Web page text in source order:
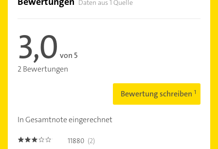
Daten aus 1 Quelle
3,0 von 5
2 Bewertungen
Bewertung schreiben
In Gesamtnote eingerechnet
3.0 11880 (2)